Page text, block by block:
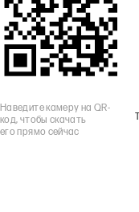
Наведите камеру на QR-
код, чтобы скачать
его прямо сейчас